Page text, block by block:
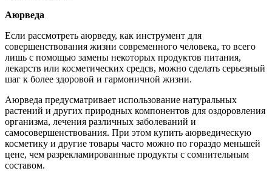
Аюрведа
Если рассмотреть аюрведу, как инструмент для
совершенствования жизни современного человека, то всего
лишь с помощью замены некоторых продуктов питания,
лекарств или косметических средсв, можно сделать серьезный
шаг к более здоровой и гармоничной жизни.
Аюрведа предусматривает использование натуральных
растений и других природных компонентов для оздоровления
организма, лечения различных заболеваний и
самосовершенствования. При этом купить аюрведическую
косметику и другие товары часто можно по гораздо меньшей
цене, чем разрекламированные продукты с сомнительным
составом.